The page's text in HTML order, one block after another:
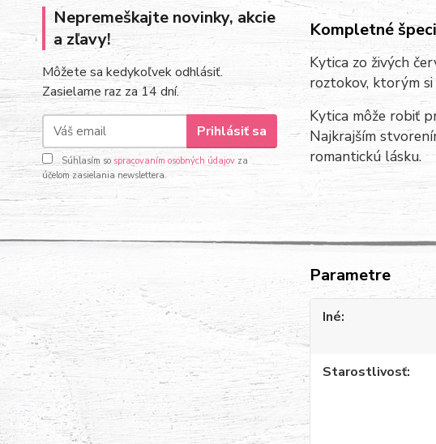
Nepremeškajte novinky, akcie
a zľavy!
Môžete sa kedykoľvek odhlásiť.
Zasielame raz za 14 dní.
Prihlásiť sa
Súhlasím so spracovaním osobných údajov za
účelom zasielania newslettera.
Kompletné
Kytica zo živých
roztokov, ktorým si
Kytica môže robiť
Najkrajším
romantickú lásku.
Parametre
Iné
Starostlivosť